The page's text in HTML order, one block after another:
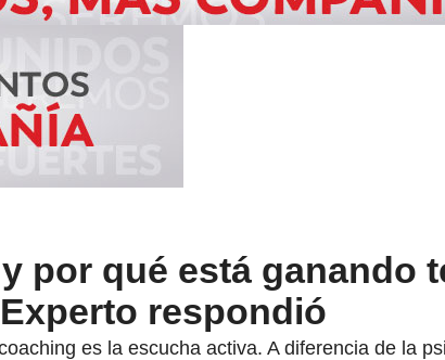
por qué está ganando
respondió
es la escucha activa. A diferencia de la